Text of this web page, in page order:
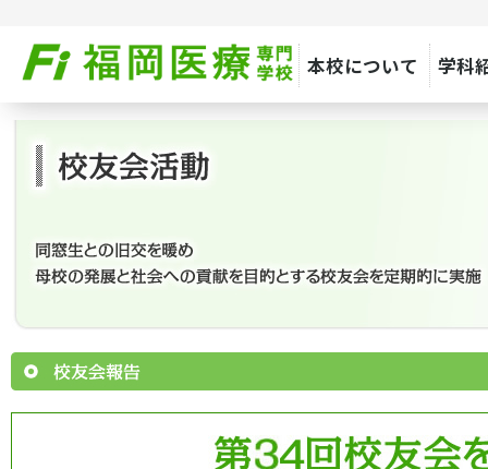
本校について 学科